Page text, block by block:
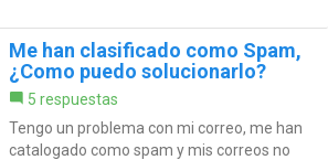
Me han clasificado como Spam,
¿Como puedo solucionarlo?
5 respuestas
Tengo un problema con mi correo, me han
catalogado como spam y mis correos no